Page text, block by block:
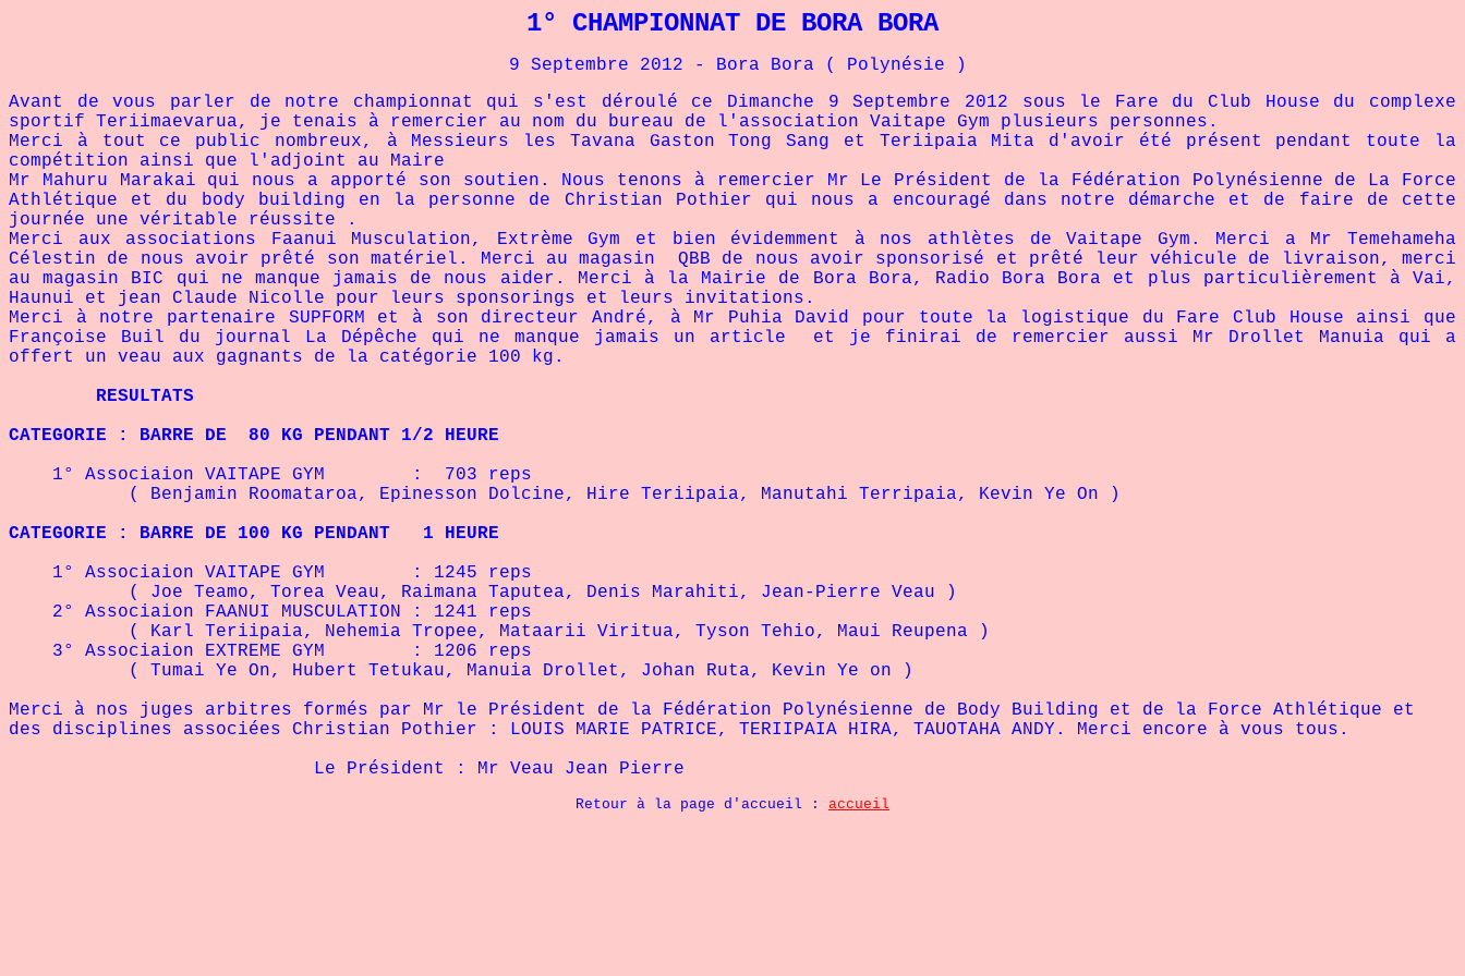
1° CHAMPIONNAT DE BORA BORA
9 Septembre 2012 - Bora Bora ( Polynésie )
Avant de vous parler de notre championnat qui s'est déroulé ce Dimanche 9 Septembre 2012 sous le Fare du Club House du complexe
sportif Teriimaevarua, je tenais à remercier au nom du bureau de l'association Vaitape Gym plusieurs personnes.
Merci à tout ce public nombreux, à Messieurs les Tavana Gaston Tong Sang et Teriipaia Mita d'avoir été présent pendant toute la
compétition ainsi que l'adjoint au Maire
Mr Mahuru Marakai qui nous a apporté son soutien. Nous tenons à remercier Mr Le Président de la Fédération Polynésienne de La Force
Athlétique et du body building en la personne de Christian Pothier qui nous a encouragé dans notre démarche et de faire de cette
journée une véritable réussite .
Merci aux associations Faanui Musculation, Extrème Gym et bien évidemment à nos athlètes de Vaitape Gym. Merci a Mr Temehameha
Célestin de nous avoir prêté son matériel. Merci au magasin QBB de nous avoir sponsorisé et prêté leur véhicule de livraison, merci
au magasin BIC qui ne manque jamais de nous aider. Merci à la Mairie de Bora Bora, Radio Bora Bora et plus particulièrement à Vai,
Haunui et jean Claude Nicolle pour leurs sponsorings et leurs invitations.
Merci à notre partenaire SUPFORM et à son directeur André, à Mr Puhia David pour toute la logistique du Fare Club House ainsi que
Françoise Buil du journal La Dépêche qui ne manque jamais un article et je finirai de remercier aussi Mr Drollet Manuia qui a
offert un veau aux gagnants de la catégorie 100 kg.
RESULTATS
CATEGORIE : BARRE DE 80 KG PENDANT 1/2 HEURE
1° Associaion VAITAPE GYM : 703 reps
( Benjamin Roomataroa, Epinesson Dolcine, Hire Teriipaia, Manutahi Terripaia, Kevin Ye On )
CATEGORIE : BARRE DE 100 KG PENDANT 1 HEURE
1° Associaion VAITAPE GYM : 1245 reps
( Joe Teamo, Torea Veau, Raimana Taputea, Denis Marahiti, Jean-Pierre Veau )
2° Associaion FAANUI MUSCULATION : 1241 reps
( Karl Teriipaia, Nehemia Tropee, Mataarii Viritua, Tyson Tehio, Maui Reupena )
3° Associaion EXTREME GYM : 1206 reps
( Tumai Ye On, Hubert Tetukau, Manuia Drollet, Johan Ruta, Kevin Ye on )
Merci à nos juges arbitres formés par Mr le Président de la Fédération Polynésienne de Body Building et de la Force Athlétique et
des disciplines associées Christian Pothier : LOUIS MARIE PATRICE, TERIIPAIA HIRA, TAUOTAHA ANDY. Merci encore à vous tous.
Le Président : Mr Veau Jean Pierre
Retour à la page d'accueil : accueil